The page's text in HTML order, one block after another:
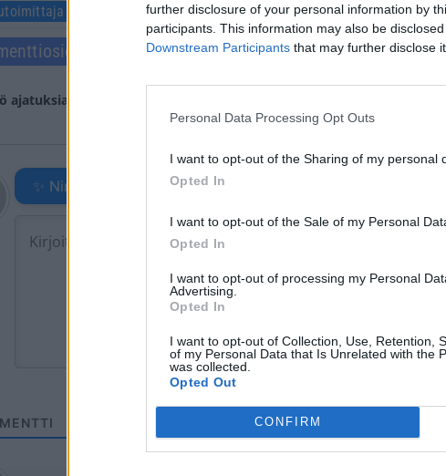
further disclosure of your personal information by
participants. This information may also be
Downstream Participants that may further disclose
Personal Data Processing Opt Outs
I want to opt-out of the Sharing of my personal
Opted In
I want to opt-out of the Sale of my Personal
Opted In
I want to opt-out of processing my Personal
Advertising.
Opted In
I want to opt-out of Collection, Use, Retention,
of my Personal Data that Is Unrelated with the
was collected.
Opted Out
CONFIRM
ajatuksia? Kerro mielipiteesi.
✨ Nimikone